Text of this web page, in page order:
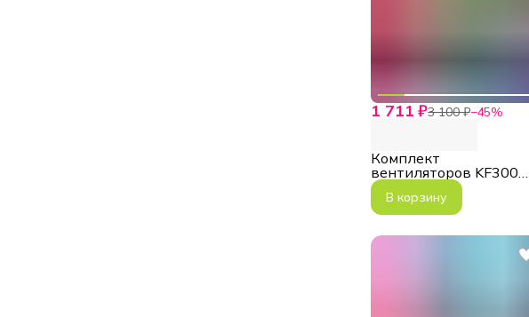
1 711 ₽3 100 ₽−45%
Комплект
вентиляторов KF300
BK
В корзину